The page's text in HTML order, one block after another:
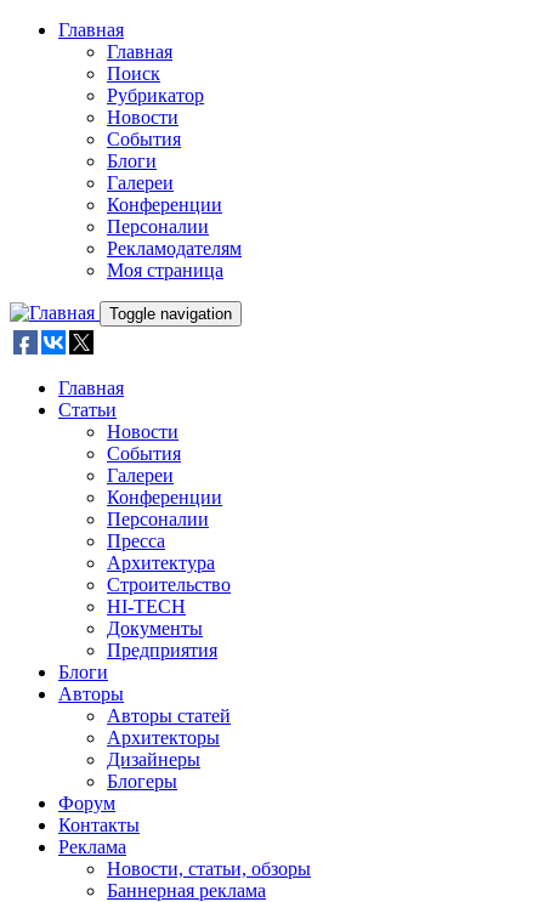
Skip to main content
Главная
Главная
Поиск
Рубрикатор
Новости
События
Блоги
Галереи
Конференции
Персоналии
Рекламодателям
Моя страница
Toggle navigation
Главная
Статьи
Новости
События
Галереи
Конференции
Персоналии
Пресса
Архитектура
Строительство
HI-TECH
Документы
Предприятия
Блоги
Авторы
Авторы статей
Архитекторы
Дизайнеры
Блогеры
Форум
Контакты
Реклама
Новости, статьи, обзоры
Баннерная реклама